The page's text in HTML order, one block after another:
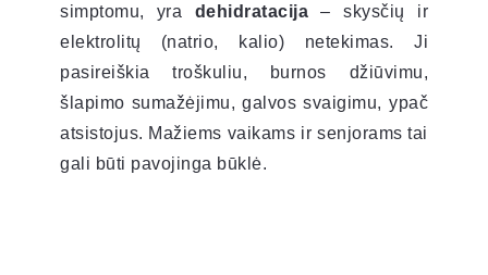
simptomu, yra dehidratacija – skysčių ir
elektrolitų (natrio, kalio) netekimas. Ji
pasireiškia troškuliu, burnos džiūvimu,
šlapimo sumažėjimu, galvos svaigimu, ypač
atsistojus. Mažiems vaikams ir senjorams tai
gali būti pavojinga būklė.